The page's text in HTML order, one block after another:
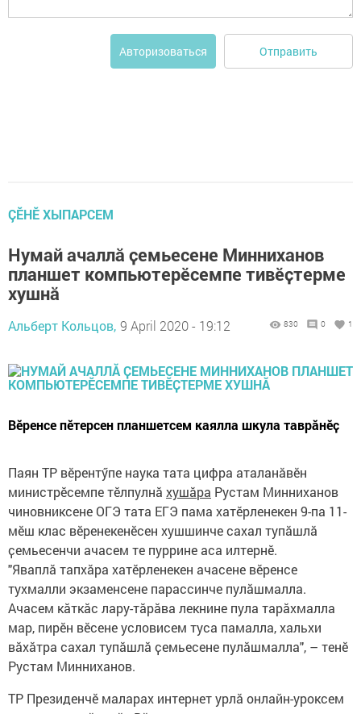
Авторизоваться Отправить
ÇӖНӖ ХЫПАРСЕМ
Нумай ачаллӑ ҫемьесене Минниханов
планшет компьютерӗсемпе тивӗҫтерме
хушнӑ
Альберт Кольцов, 9 April 2020 - 19:12 830 0 1
Вӗренсе пӗтерсен планшетсем каялла шкула таврӑнӗҫ
Паян ТР вӗрентӳпе наука тата цифра аталанӑвӗн
министрӗсемпе тӗлпулнӑ хушӑра Рустам Минниханов
чиновниксене ОГЭ тата ЕГЭ пама хатӗрленекен 9-па 11-
мӗш клас вӗренекенӗсен хушшинче сахал тупӑшлӑ
ҫемьесенчи ачасем те пуррине аса илтернӗ.
"Яваплӑ тапхӑра хатӗрленекен ачасене вӗренсе
тухмалли экзаменсене парассинче пулӑшмалла.
Ачасем кӑткӑс лару-тӑрӑва лекнине пула тарӑхмалла
мар, пирӗн вӗсене условисем туса памалла, хальхи
вӑхӑтра сахал тупӑшлӑ ҫемьесене пулӑшмалла", – тенӗ
Рустам Минниханов.
ТР Президенчӗ маларах интернет урлӑ онлайн-уроксем